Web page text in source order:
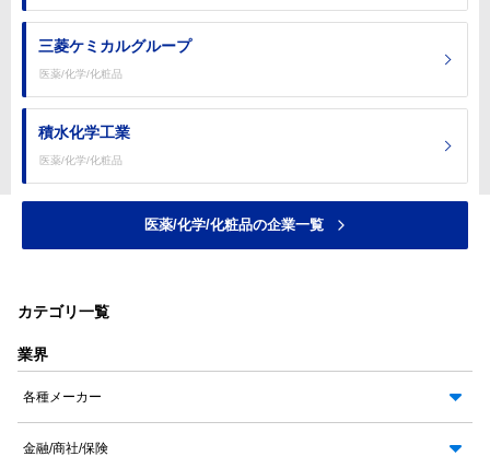
三菱ケミカルグループ
医薬/化学/化粧品
積水化学工業
医薬/化学/化粧品
医薬/化学/化粧品の企業一覧
カテゴリ一覧
業界
各種メーカー
金融/商社/保険